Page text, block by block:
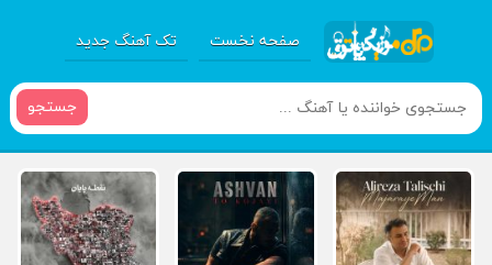
صفحه نخست تک آهنگ جدید
جستجو